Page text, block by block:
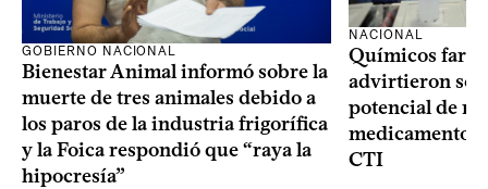
GOBIERNO NACIONAL
Bienestar Animal informó sobre la
muerte de tres animales debido a
los paros de la industria frigorífica
y la Foica respondió que “raya la
hipocresía”
NACIONAL
Químicos
advirtieron
potencial de
medicamentos
CTI